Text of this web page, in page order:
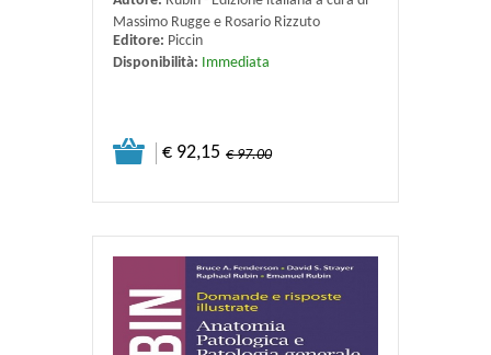
Massimo Rugge e Rosario Rizzuto
Editore: Piccin
Disponibilità: Immediata
€ 92,15 € 97.00